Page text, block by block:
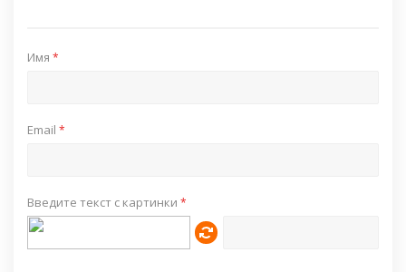
Имя *
Email *
Введите текст с картинки *